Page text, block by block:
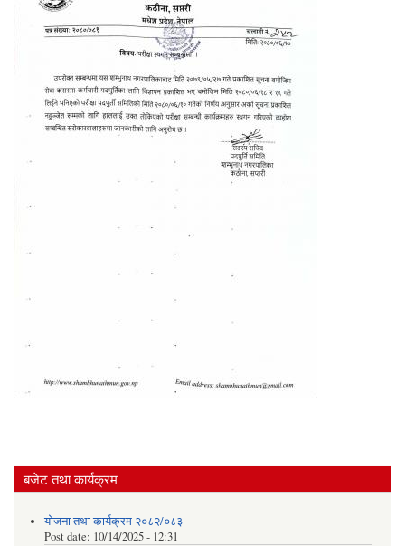
बजेट तथा कार्यक्रम
योजना तथा कार्यक्रम २०८२/०८३
Post date: 10/14/2025 - 12:31